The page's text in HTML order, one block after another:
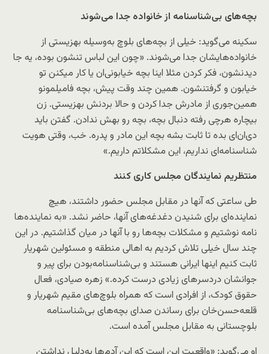
بچه‌های بی‌شناسنامه از خانواده جدا می‌شوند
سکینه می‌گوید: خیلی از بچه‌های بلوچ به‌وسیله بهزیستی از
خانواده‌هایشان جدا می‌شوند. «چون این لباس تنشون بوده، یه جا
دیدنشون، فکر کردن مثلا اینا بچه خیابونی‌ان یا کار میکنن تو
خیابون و گرفتنشون. همین چند وقت پیش، بچه فامیلمونو
همین‌جوری از مادرش جدا کردن و حالا بردنش بهزیستی. زن
بیچاره هرچی رفته دنبال بچه، بچه رو بهش ندادن. گفتن باید
دی‌ان‌ای بده تا ثابت بشه بچه این مادر و پدره. خب، وقتی هویت
شناسنامه‌ای نداریم، این مشکلاتم داریم.»
منتظریم نمایندگان مجلس کاری کنند
طی ساعتی که آنها در مقابل مجلس حضور داشتند، هیچ
نماینده‌ای برای شنیدن دغدغه‌های آنها، حاضر نشد. «به نماینده‌ها
نامه نوشتیم و مشکلات بچه‌ها رو با آنها در میان گذاشتیم. در این
چند سال خیلی تلاش کردیم به اهالی منطقه و مسئولین شهریار
ثابت کنیم اینها ایرانی هستند و بی‌شناسنامه‌بودن برای پیر و
جوانشان دردسر‌های زیادی درست کرده.» زهره صیادی، فعال
حقوق کودک، از افرادی است که همراه بلوچ‌های مقیم شهریار و
قلعه‌حسن‌خان برای رساندن صدای بچه‌های بی‌شناسنامه
بلوچستانی به مقابل مجلس آمده است.